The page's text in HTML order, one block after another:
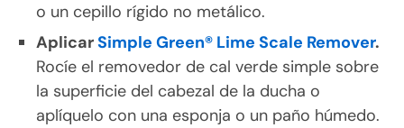
o un cepillo rígido no metálico.
AplicarSimple Green® Lime Scale Remover.
Rocíe el removedor de cal verde simple sobre
la superficie del cabezal de la ducha o
aplíquelo con una esponja o un paño húmedo.